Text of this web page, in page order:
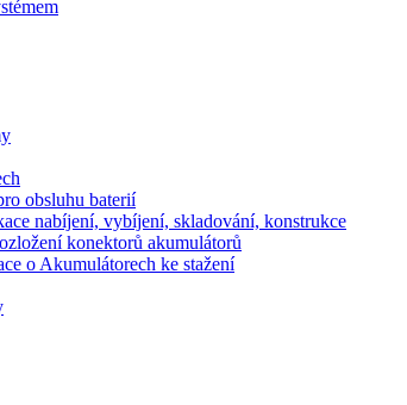
obsluhu baterií
nabíjení, vybíjení, skladování, konstrukce
konektorů akumulátorů
o Akumulátorech ke stažení